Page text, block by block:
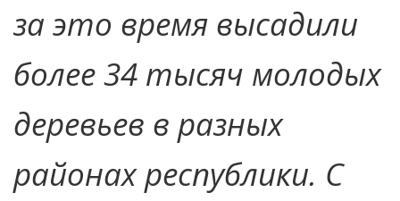
за это время высадили
более 34 тысяч молодых
деревьев в разных
районах республики. С